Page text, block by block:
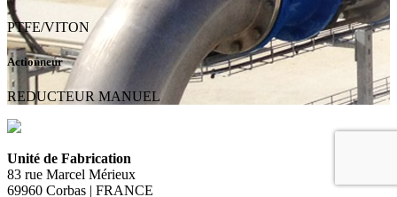
PTFE/VITON
Actionneur
REDUCTEUR MANUEL
Unité de Fabrication
83 rue Marcel Mérieux
69960 Corbas | FRANCE